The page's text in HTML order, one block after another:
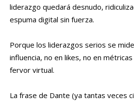
liderazgo quedará desnudo,
espuma digital sin fuerza.
Porque los liderazgos serios se
influencia, no en likes, no en
fervor virtual.
La frase de Dante (ya tantas veces